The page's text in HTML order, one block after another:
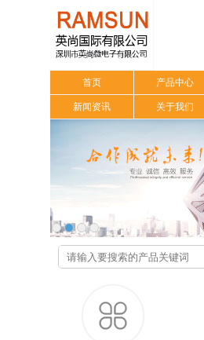
首页 产品中心
新闻资讯 关于我们